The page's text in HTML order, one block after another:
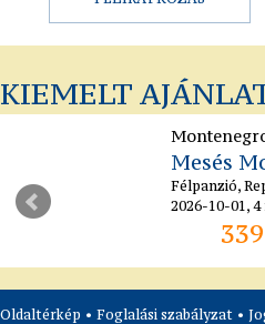
KIEMELT
Mesés
Félpanzió,
2026-10-01, 4
Oldaltérkép • Foglalási szabályzat •